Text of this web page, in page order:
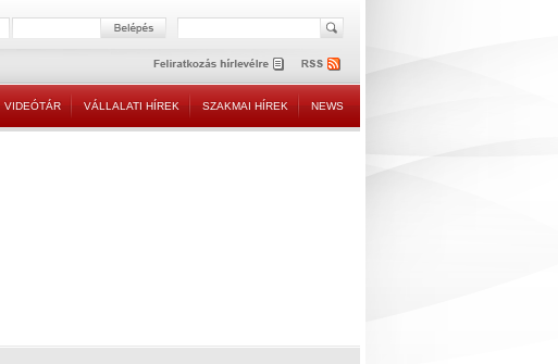
VIDEÓTÁR VÁLLALATI HÍREK SZAKMAI HÍREK NEWS